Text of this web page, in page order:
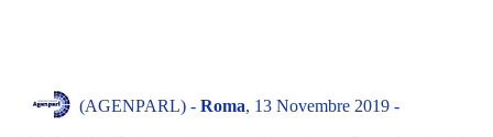
(AGENPARL) - Roma, 13 Novembre 2019 -